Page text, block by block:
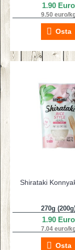
1.90 Euro
9.50 euro/
Osta
Shirataki
270g
1.90 Euro
7.04 euro/
Osta